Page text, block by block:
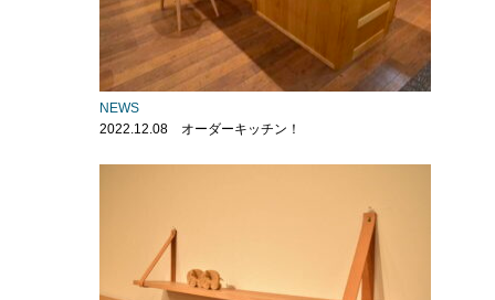
NEWS
2022.12.08 オーダーキッチン！